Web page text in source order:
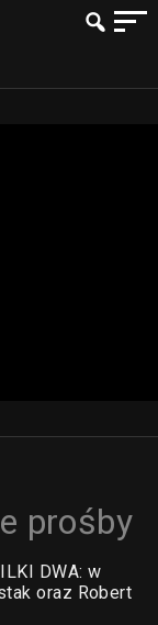
prośby
DWA: w
oraz Robert